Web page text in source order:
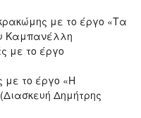
με το έργο «Τα
Καμπανέλλη
με το έργο
με το έργο «Η
Δημήτρης